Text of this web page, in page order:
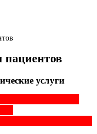
пациентов
услуги